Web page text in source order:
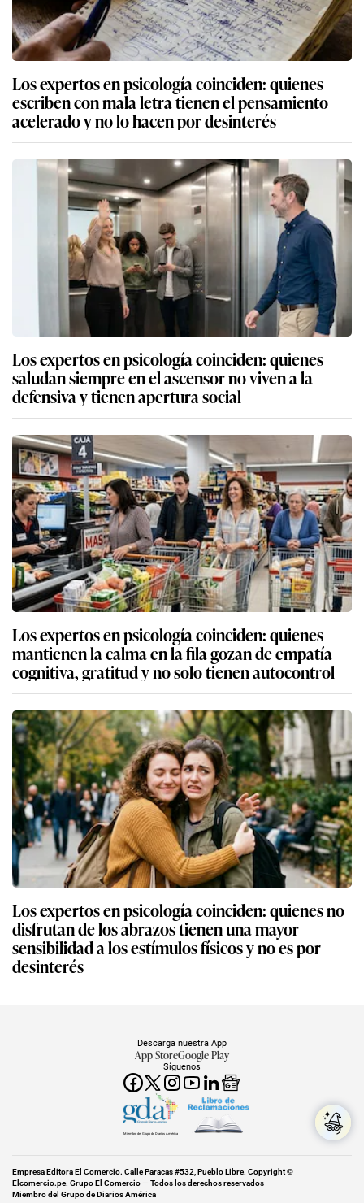
Los expertos en psicología coinciden: quienes
escriben con mala letra tienen el pensamiento
acelerado y no lo hacen por desinterés
Los expertos en psicología coinciden: quienes
saludan siempre en el ascensor no viven a la
defensiva y tienen apertura social
Los expertos en psicología coinciden: quienes
mantienen la calma en la fila gozan de empatía
cognitiva, gratitud y no solo tienen autocontrol
Los expertos en psicología coinciden: quienes no
disfrutan de los abrazos tienen una mayor
sensibilidad a los estímulos físicos y no es por
desinterés
Síguenos
Descarga nuestra App
App StoreGoogle Play
Miembro del Grupo de Diarios América
Empresa Editora El Comercio. Calle Paracas #532, Pueblo Libre. Copyright ©
Elcomercio.pe. Grupo El Comercio — Todos los derechos reservados
Miembro del Grupo de Diarios América